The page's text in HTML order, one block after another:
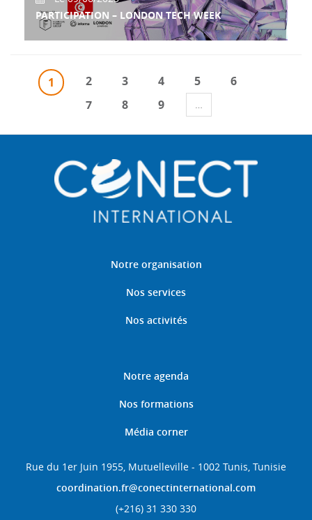
PARTICIPATION – LONDON TECH WEEK
1 2 3 4 5
6
7
8 9 …
Notre organisation
Nos services
Nos activités
Notre agenda
Nos formations
Média corner
Rue du 1er Juin 1955, Mutuelleville - 1002 Tunis, Tunisie
coordination.fr@conectinternational.com
(+216) 31 330 330